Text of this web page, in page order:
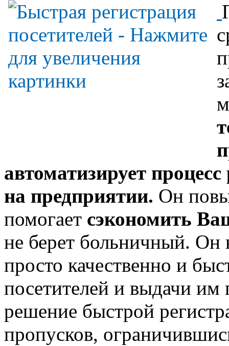
автоматизирует
на предприятии. Он
помогает сэкономить
не берет больничный. Он
просто качественно и
посетителей и выдачи
решение быстрой
пропусков,